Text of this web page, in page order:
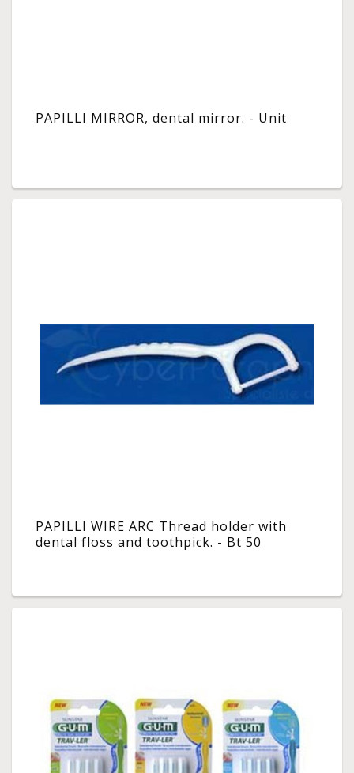
PAPILLI MIRROR, dental mirror. - Unit
PAPILLI WIRE ARC Thread holder with
dental floss and toothpick. - Bt 50